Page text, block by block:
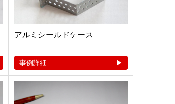
アルミシールドケース
事例詳細